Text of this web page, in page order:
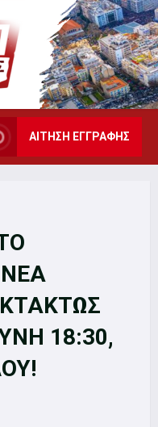
ΑΙΤΗΣΗ ΕΓΓΡΑΦΗΣ
18:30,